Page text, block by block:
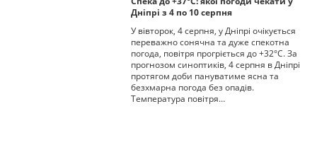
Дніпрі з 4 по 10 серпня
У вівторок, 4 серпня, у Дніпрі очікується
переважно сонячна та дуже спекотна
погода, повітря прогріється до +32°С. За
прогнозом синоптиків, 4 серпня в Дніпрі
протягом доби пануватиме ясна та
безхмарна погода без опадів.
Температура повітря…